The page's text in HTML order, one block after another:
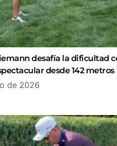
desafía la dificultad
desde 142 metros
de 2026